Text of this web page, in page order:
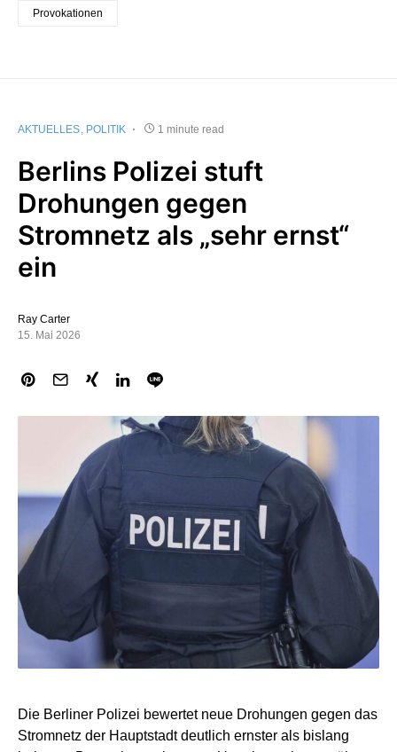
Provokationen
AKTUELLES POLITIK 1 minute read
Berlins Polizei stuft
Drohungen gegen
Stromnetz als „sehr ernst“
ein
Ray Carter
15. Mai 2026
Die Berliner Polizei bewertet neue Drohungen gegen das
Stromnetz der Hauptstadt deutlich ernster als bislang